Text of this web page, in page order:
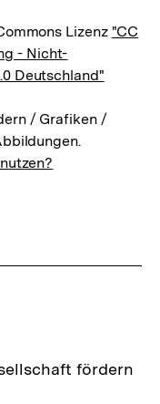
Lizenz "CC
- Nicht-
Deutschland"
/ Grafiken /
fördern